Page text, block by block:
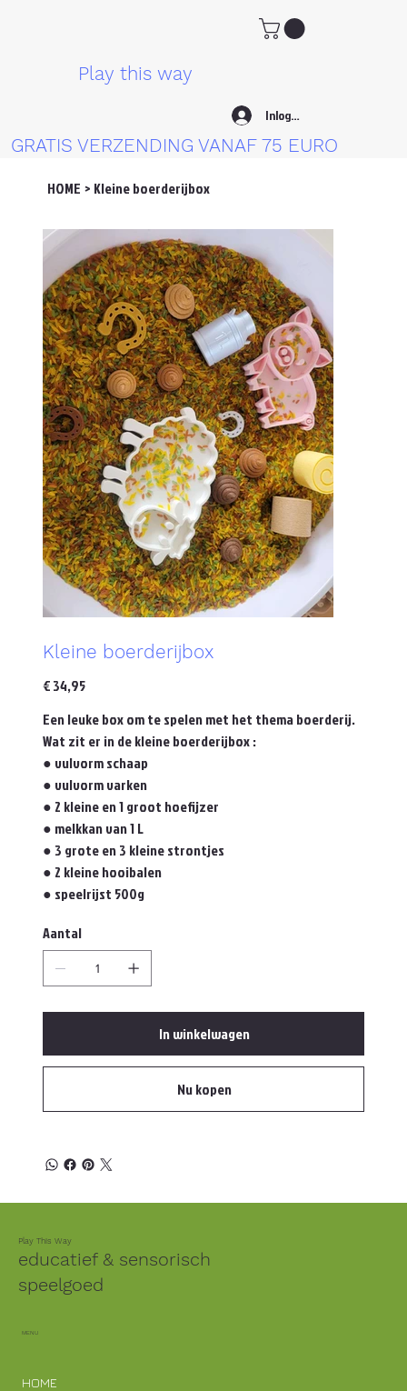
Play this way
Inloggen
GRATIS VERZENDING VANAF 75 EURO
HOME > Kleine boerderijbox
Kleine boerderijbox
Prijs
€ 34,95
Een leuke box om te spelen met het thema boerderij.
Wat zit er in de kleine boerderijbox :
● vulvorm schaap
● vulvorm varken
● 2 kleine en 1 groot hoefijzer
● melkkan van 1 L
● 3 grote en 3 kleine strontjes
● 2 kleine hooibalen
● speelrijst 500g
Aantal
In winkelwagen
Nu kopen
Play This Way
educatief & sensorisch
speelgoed
MENU
HOME